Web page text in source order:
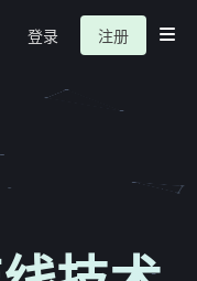
登录 注册